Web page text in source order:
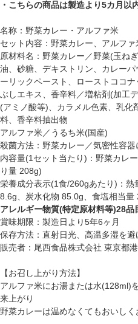
・こちらの商品は製造より5カ月以
名称：野菜カレー・アルファ米
セット内容：野菜カレー、アルファ
原材料名：野菜カレー／野菜(玉ね
油、砂糖、デキストリン、カレー
ーリックペースト、ローストココ
ぶしエキス、香辛料／増粘剤(加工
(アミノ酸等)、カラメル色素、乳化
料、香辛料抽出物
アルファ米／うるち米(国産)
殺菌方法：野菜カレー／気密性容
内容量(1セット当たり)：野菜カレ
り量 208g)
栄養成分表示(1食/260gあたり)：
8.6g、炭水化物 85.0g、食塩相当量
アレルギー物質(特定原材料等)28品
賞味期限：製造日より5年6ヶ月
保存方法：直射日光、高温多湿を
販売者：尾西食品株式会社 東京都
【お召し上がり方法】
アルファ米にお湯または水(128ml)
来上がり
野菜カレーは温めなくてもおいしく